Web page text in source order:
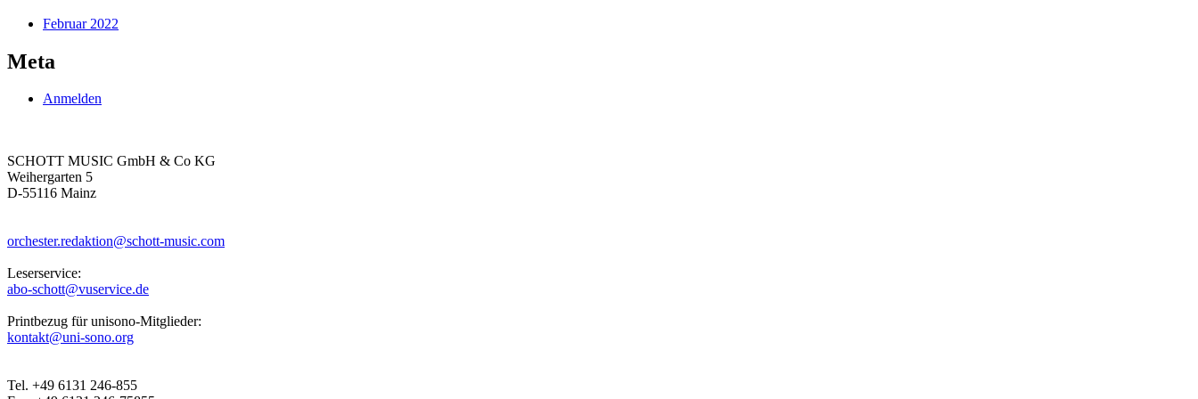
Februar 2022
Meta
Anmelden
SCHOTT MUSIC GmbH & Co KG
Weihergarten 5
D-55116 Mainz
orchester.redaktion@schott-music.com
Leserservice:
abo-schott@vuservice.de
Printbezug für unisono-Mitglieder:
kontakt@uni-sono.org
Tel. +49 6131 246-855